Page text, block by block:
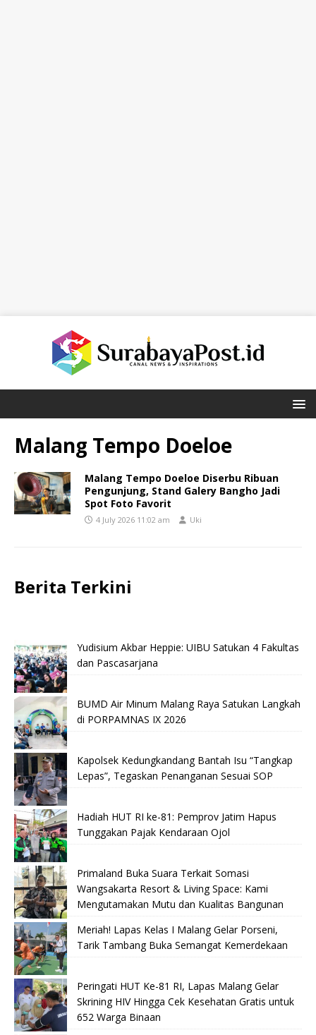
Malang Tempo Doeloe
Malang Tempo Doeloe Diserbu Ribuan
Pengunjung, Stand Galery Bangho Jadi
Spot Foto Favorit
4 July 2026 11:02 am Uki
Berita Terkini
Yudisium Akbar Heppie: UIBU Satukan 4 Fakultas
dan Pascasarjana
BUMD Air Minum Malang Raya Satukan Langkah
di PORPAMNAS IX 2026
Kapolsek Kedungkandang Bantah Isu “Tangkap
Lepas”, Tegaskan Penanganan Sesuai SOP
Hadiah HUT RI ke-81: Pemprov Jatim Hapus
Tunggakan Pajak Kendaraan Ojol
Primaland Buka Suara Terkait Somasi
Wangsakarta Resort & Living Space: Kami
Mengutamakan Mutu dan Kualitas Bangunan
Meriah! Lapas Kelas I Malang Gelar Porseni,
Tarik Tambang Buka Semangat Kemerdekaan
Peringati HUT Ke-81 RI, Lapas Malang Gelar
Skrining HIV Hingga Cek Kesehatan Gratis untuk
652 Warga Binaan